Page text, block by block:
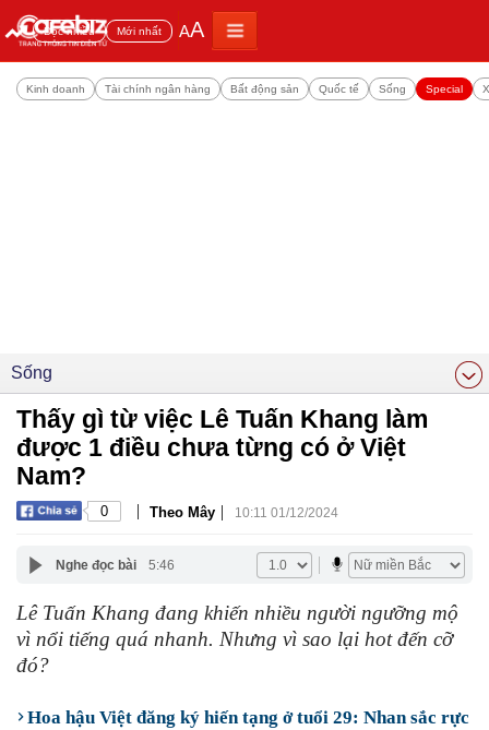
Đọc nhiều Mới nhất AA
Kinh doanh Tài chính ngân hàng Bất động sản Quốc tế Sống Special
Sống
Thấy gì từ việc Lê Tuấn Khang làm
được 1 điều chưa từng có ở Việt
Nam?
0 | Theo Mây | 10:11 01/12/2024
Nghe đọc bài 5:46
Lê Tuấn Khang đang khiến nhiều người ngưỡng mộ
vì nổi tiếng quá nhanh. Nhưng vì sao lại hot đến cỡ
đó?
Hoa hậu Việt đăng ký hiến tạng ở tuổi 29: Nhan sắc rực